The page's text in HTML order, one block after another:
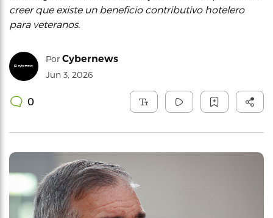
creer que existe un beneficio contributivo hotelero
para veteranos.
Por Cybernews
Jun 3, 2026
0